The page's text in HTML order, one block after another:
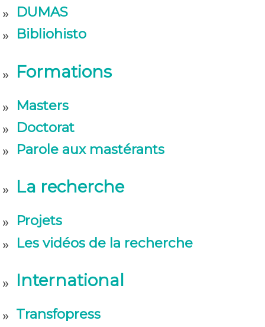
DUMAS
Bibliohisto
Formations
Masters
Doctorat
Parole aux mastérants
La recherche
Projets
Les vidéos de la recherche
International
Transfopress